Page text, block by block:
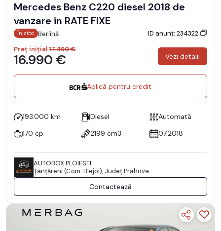
Mercedes Benz C220 diesel 2018 de
vanzare in RATE FIXE
În stoc Berlină
ID anunț: 234322
Preț inițial17.490 €
16.990 € Vezi detalii
Aplică pentru credit
193.000 km Diesel
Automată
170 cp
2199 cm3 07.2018
AUTOBOX PLOIESTI
Ţânţăreni (Com. Blejoi), Județ Prahova
Contactează